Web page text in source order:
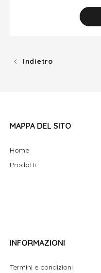
Indietro
MAPPA DEL SITO
Home
Prodotti
INFORMAZIONI
Termini e condizioni